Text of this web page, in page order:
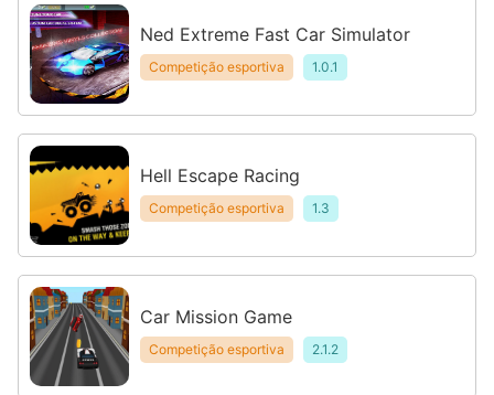
Ned Extreme Fast Car Simulator
Competição esportiva 1.0.1
Hell Escape Racing
Competição esportiva 1.3
Car Mission Game
Competição esportiva 2.1.2